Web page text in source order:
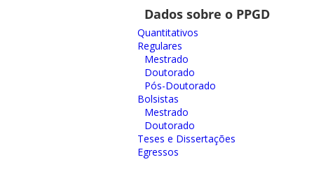
Dados sobre o PPGD
Quantitativos
Regulares
Mestrado
Doutorado
Pós-Doutorado
Bolsistas
Mestrado
Doutorado
Teses e Dissertações
Egressos